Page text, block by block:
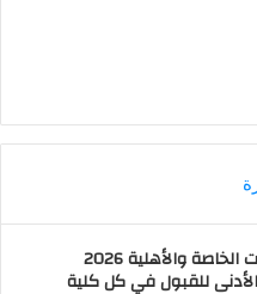
تنسيق الجامعات الخاصة والأهلية 2026
للقبول في كل كلية